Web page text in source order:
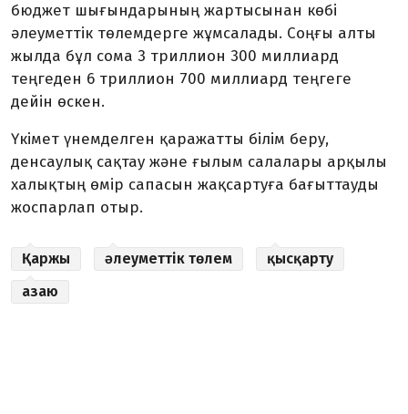
бюджет шығындарының жартысынан көбі
әлеуметтік төлемдерге жұмсалады. Соңғы алты
жылда бұл сома 3 триллион 300 миллиард
теңгеден 6 триллион 700 миллиард теңгеге
дейін өскен.
Үкімет үнемделген қаражатты білім беру,
денсаулық сақтау және ғылым салалары арқылы
халықтың өмір сапасын жақсартуға бағыттауды
жоспарлап отыр.
Қаржы әлеуметтік төлем
қысқарту
азаю